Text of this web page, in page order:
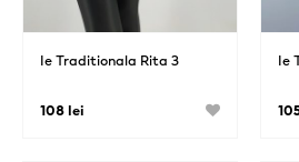
Ie Traditionala Rita 3
108 lei
Ie